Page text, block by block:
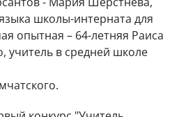
школы-интерната для
опытная – 64-летняя Раиса
учитель в средней школе